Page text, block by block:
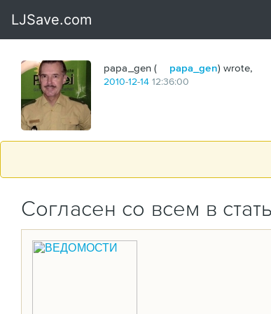
papa_gen ( papa_gen) wrote,
2010-12-14 12:36:00
Согласен со всем в